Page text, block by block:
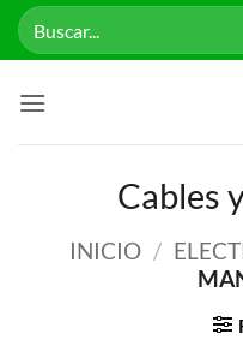
Saltar
Buscar
por:
Cables
INICIO /